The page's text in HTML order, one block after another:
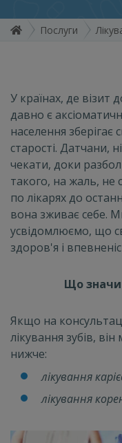
Послуги
У країнах, де візит
давно є
населення зберігає
старості. Датчани,
чекати, доки
такого, на жаль,
по лікарях до
вона зживає себе.
усвідомлюємо, що
здоров'я і
Що
Якщо на
лікування зубів,
нижче:
лікування
лікування